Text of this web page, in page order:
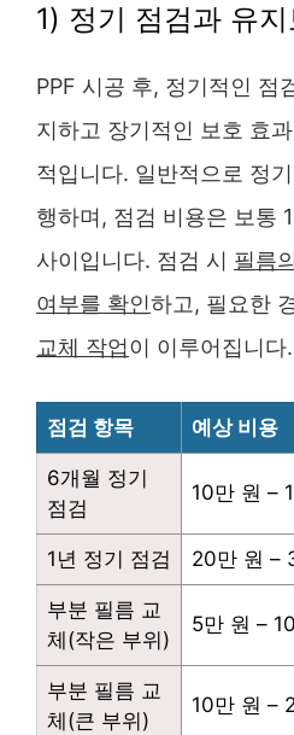
1) 정기 점검과 유
PPF 시공 후, 정기적인 점
지하고 장기적인 보호 효
적입니다. 일반적으로 정
행하며, 점검 비용은 보통
사이입니다. 점검 시 필름
여부를 확인하고, 필요한
교체 작업이 이루어집니다.
점검 항목 예상 비용
6개월 정기
점검
10만 원 –
1년 정기 점검 20만 원 –
부분 필름 교
체(작은 부위)
5만 원 –
부분 필름 교
체(큰 부위)
10만 원 –